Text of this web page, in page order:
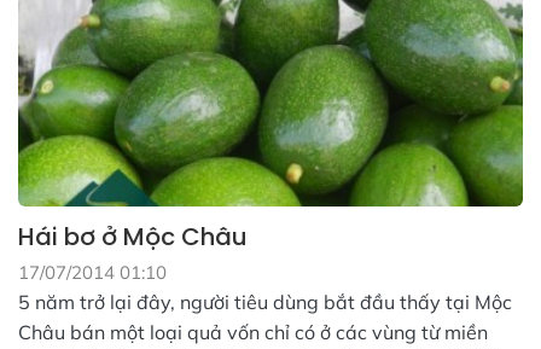
Hái bơ ở Mộc Châu
17/07/2014 01:10
5 năm trở lại đây, người tiêu dùng bắt đầu thấy tại Mộc
Châu bán một loại quả vốn chỉ có ở các vùng từ miền